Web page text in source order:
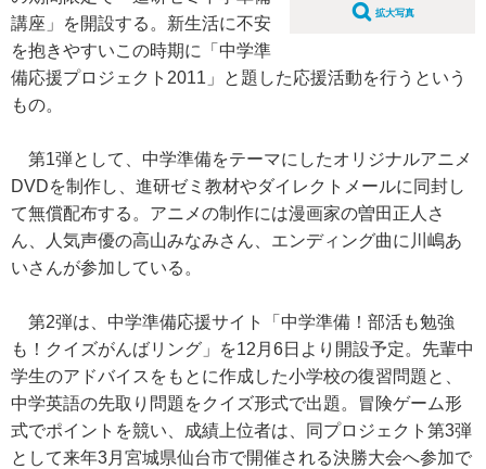
拡大写真
講座」を開設する。新生活に不安
を抱きやすいこの時期に「中学準
備応援プロジェクト2011」と題した応援活動を行うという
もの。
第1弾として、中学準備をテーマにしたオリジナルアニメ
DVDを制作し、進研ゼミ教材やダイレクトメールに同封し
て無償配布する。アニメの制作には漫画家の曽田正人さ
ん、人気声優の高山みなみさん、エンディング曲に川嶋あ
いさんが参加している。
第2弾は、中学準備応援サイト「中学準備！部活も勉強
も！クイズがんばリング」を12月6日より開設予定。先輩中
学生のアドバイスをもとに作成した小学校の復習問題と、
中学英語の先取り問題をクイズ形式で出題。冒険ゲーム形
式でポイントを競い、成績上位者は、同プロジェクト第3弾
として来年3月宮城県仙台市で開催される決勝大会へ参加で